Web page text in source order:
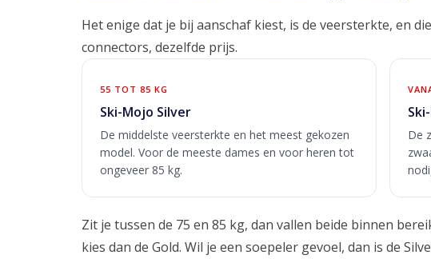
Het enige dat je bij aanschaf kiest, is de veersterkte, en
connectors, dezelfde prijs.
55 TOT 85 KG
Ski-Mojo Silver
De middelste veersterkte en het meest gekozen
model. Voor de meeste dames en voor heren tot
ongeveer 85 kg.
De
Zit je tussen de 75 en 85 kg, dan vallen beide binnen
kies dan de Gold. Wil je een soepeler gevoel, dan is de